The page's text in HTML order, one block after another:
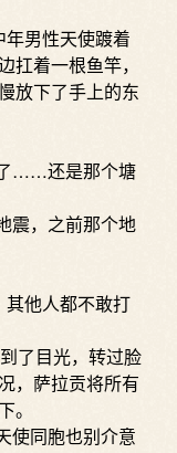
男性天使踱着
扛着一根鱼竿，
放下了手上的东
……还是那个塘
震，之前那个地
他人都不敢打
了目光，转过脸
，萨拉贡将所有
。
使同胞也别介意